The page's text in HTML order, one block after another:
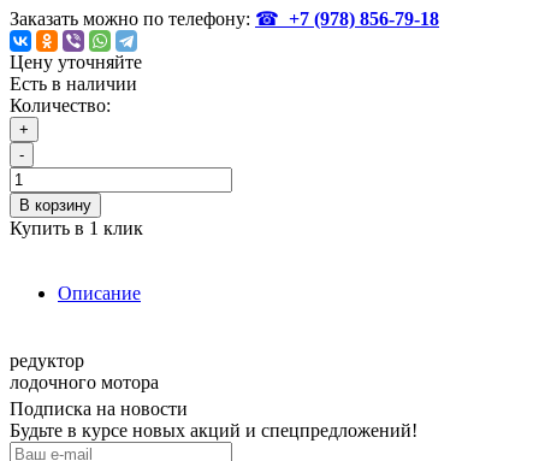
Заказать можно по телефону: ☎ +7 (978) 856-79-18
Цену уточняйте
Есть в наличии
Количество:
+
-
В корзину
Купить в 1 клик
Описание
редуктор
лодочного мотора
Подписка на новости
Будьте в курсе новых акций и спецпредложений!